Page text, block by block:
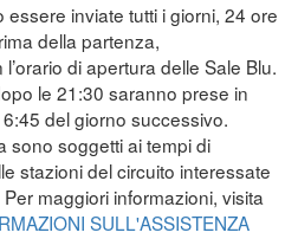
inviate tutti i giorni, 24 ore
della partenza,
di apertura delle Sale Blu.
le 21:30 saranno prese in
del giorno successivo.
sono soggetti ai tempi di
stazioni del circuito interessate
maggiori informazioni, visita
SULL'ASSISTENZA